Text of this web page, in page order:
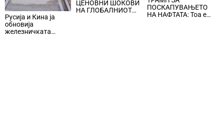
ФИНАНСИСКИ,
ПОЛИТИЧКИ И
СОЦИОЕКОНОМСКИ
СИСТЕМ (ПРВ ДЕЛ)
Русија и Кина ја
обновија
железничката
ЦЕНОВНИ ШОКОВИ
НА ГЛОБАЛНИОТ
ПОСКАПУВАЊЕТО
НА НАФТАТА: Тоа е